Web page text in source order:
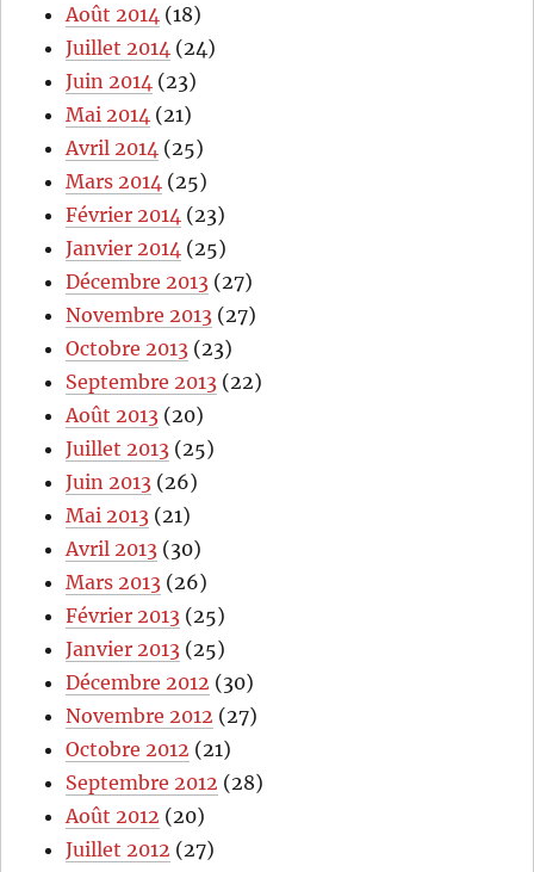
Août 2014 (18)
Juillet 2014 (24)
Juin 2014 (23)
Mai 2014 (21)
Avril 2014 (25)
Mars 2014 (25)
Février 2014 (23)
Janvier 2014 (25)
Décembre 2013 (27)
Novembre 2013 (27)
Octobre 2013 (23)
Septembre 2013 (22)
Août 2013 (20)
Juillet 2013 (25)
Juin 2013 (26)
Mai 2013 (21)
Avril 2013 (30)
Mars 2013 (26)
Février 2013 (25)
Janvier 2013 (25)
Décembre 2012 (30)
Novembre 2012 (27)
Octobre 2012 (21)
Septembre 2012 (28)
Août 2012 (20)
Juillet 2012 (27)